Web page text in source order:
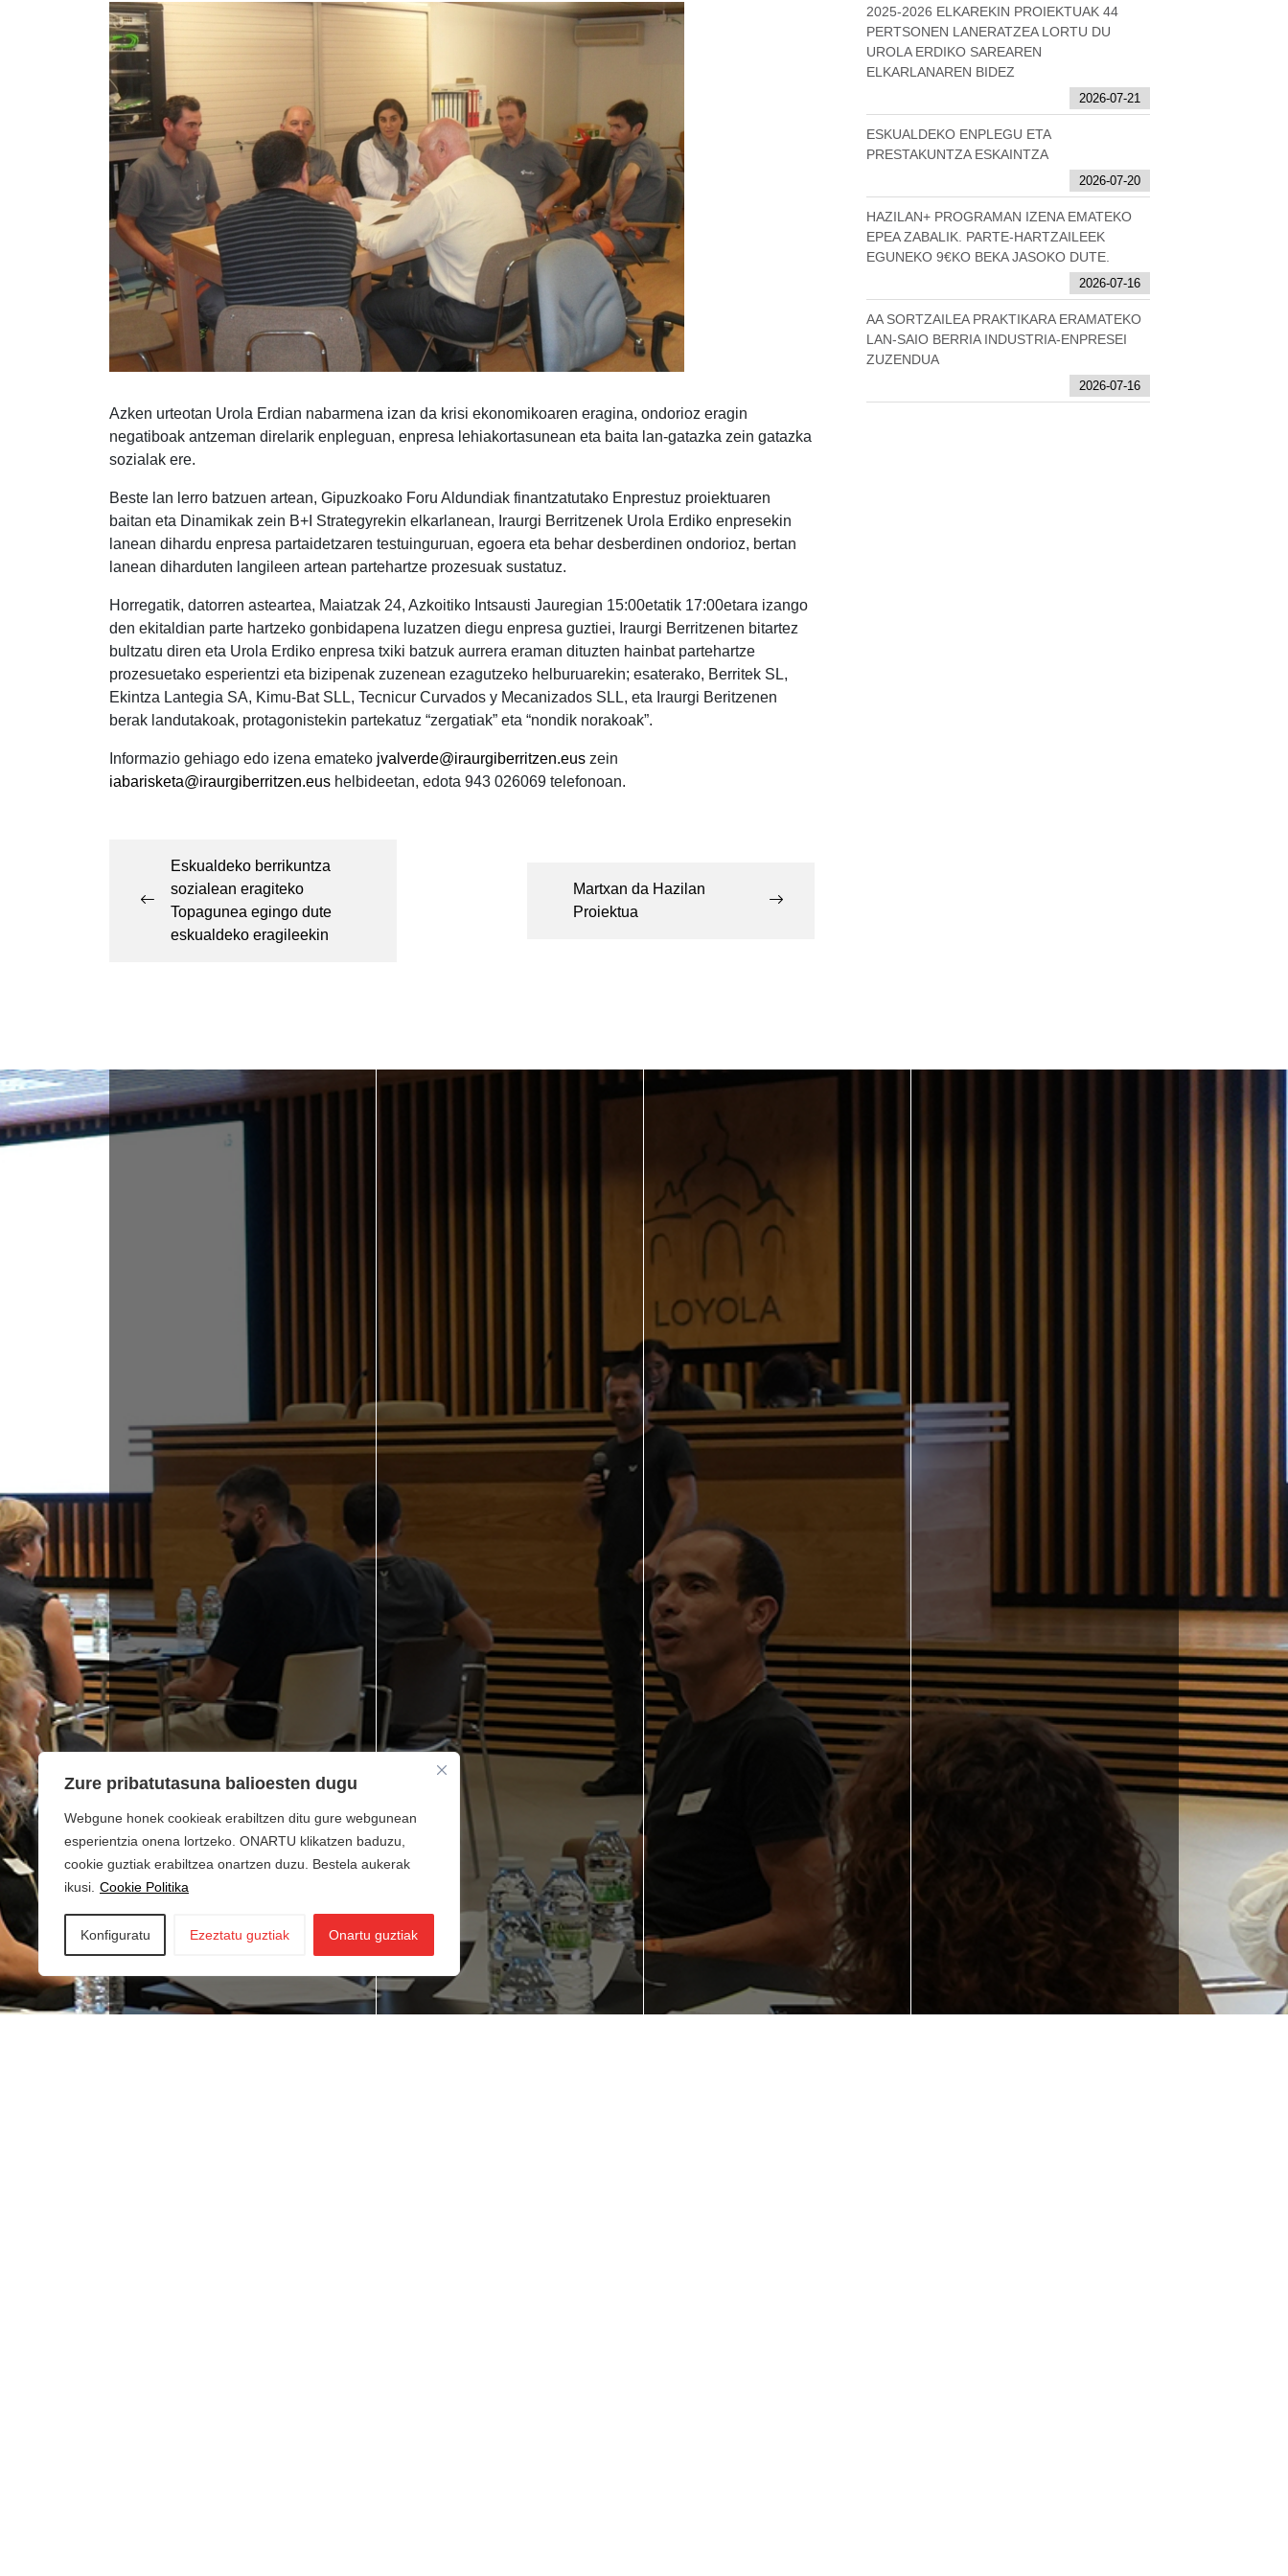
Zure pribatutasuna balioesten dugu
Webgune honek cookieak erabiltzen ditu gure webgunean
esperientzia onena lortzeko. ONARTU klikatzen baduzu,
cookie guztiak erabiltzea onartzen duzu. Bestela aukerak
ikusi. Cookie Politika
Konfiguratu Ezeztatu guztiak Onartu guztiak
Azken urteotan Urola Erdian nabarmena izan da krisi ekonomikoaren eragina, ondorioz eragin
negatiboak antzeman direlarik enpleguan, enpresa lehiakortasunean eta baita lan-gatazka zein gatazka
sozialak ere.
Beste lan lerro batzuen artean, Gipuzkoako Foru Aldundiak finantzatutako Enprestuz proiektuaren
baitan eta Dinamikak zein B+I Strategyrekin elkarlanean, Iraurgi Berritzenek Urola Erdiko enpresekin
lanean dihardu enpresa partaidetzaren testuinguruan, egoera eta behar desberdinen ondorioz, bertan
lanean diharduten langileen artean partehartze prozesuak sustatuz.
Horregatik, datorren asteartea, Maiatzak 24, Azkoitiko Intsausti Jauregian 15:00etatik 17:00etara izango
den ekitaldian parte hartzeko gonbidapena luzatzen diegu enpresa guztiei, Iraurgi Berritzenen bitartez
bultzatu diren eta Urola Erdiko enpresa txiki batzuk aurrera eraman dituzten hainbat partehartze
prozesuetako esperientzi eta bizipenak zuzenean ezagutzeko helburuarekin; esaterako, Berritek SL,
Ekintza Lantegia SA, Kimu-Bat SLL, Tecnicur Curvados y Mecanizados SLL, eta Iraurgi Beritzenen
berak landutakoak, protagonistekin partekatuz “zergatiak” eta “nondik norakoak”.
Informazio gehiago edo izena emateko jvalverde@iraurgiberritzen.eus zein
iabarisketa@iraurgiberritzen.eus helbideetan, edota 943 026069 telefonoan.
navigation
Eskualdeko berrikuntza
sozialean eragiteko
Topagunea egingo dute
eskualdeko eragileekin
Martxan da Hazilan
Proiektua
2025-2026 ELKAREKIN PROIEKTUAK 44
PERTSONEN LANERATZEA LORTU DU
UROLA ERDIKO SAREAREN
ELKARLANAREN BIDEZ
2026-07-21
ESKUALDEKO ENPLEGU ETA
PRESTAKUNTZA ESKAINTZA
2026-07-20
HAZILAN+ PROGRAMAN IZENA EMATEKO
EPEA ZABALIK. PARTE-HARTZAILEEK
EGUNEKO 9€KO BEKA JASOKO DUTE.
2026-07-16
AA SORTZAILEA PRAKTIKARA ERAMATEKO
LAN-SAIO BERRIA INDUSTRIA-ENPRESEI
ZUZENDUA
2026-07-16